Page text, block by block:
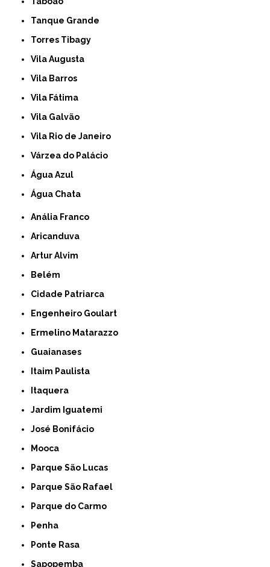
Tanque Grande
Torres Tibagy
Vila Augusta
Vila Barros
Vila Fátima
Vila Galvão
Vila Rio de Janeiro
Várzea do Palácio
Água Azul
Água Chata
Anália Franco
Aricanduva
Artur Alvim
Belém
Cidade Patriarca
Engenheiro Goulart
Ermelino Matarazzo
Guaianases
Itaim Paulista
Itaquera
Jardim Iguatemi
José Bonifácio
Mooca
Parque São Lucas
Parque São Rafael
Parque do Carmo
Penha
Ponte Rasa
Sapopemba